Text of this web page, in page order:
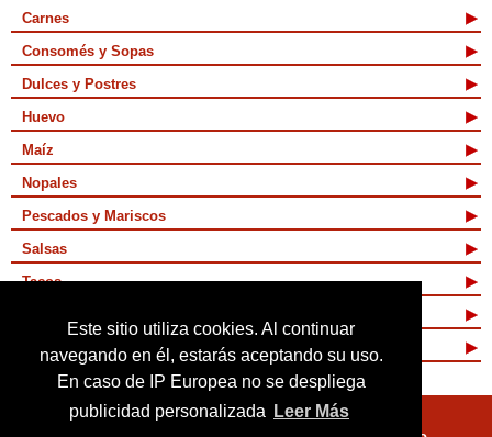
Este sitio utiliza cookies. Al continuar
navegando en él, estarás aceptando su uso.
En caso de IP Europea no se despliega
publicidad personalizada
Leer Más
Carnes
Consomés y Sopas
Dulces y Postres
Huevo
Maíz
Nopales
Pescados y Mariscos
Salsas
Tacos
Vegetarianas